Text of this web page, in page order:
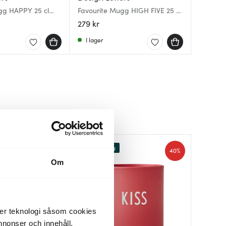
Om
teknologi såsom cookies
och innehåll,
HAPPY 25 cl
Favourite Mugg HIGH FIVE 25 cl
Swim cap blue
279 kr
I lager
40%
Lagerrensning